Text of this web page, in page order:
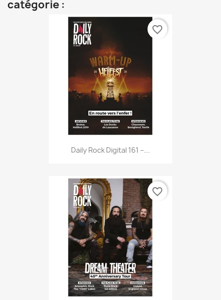
catégorie :
Daily Rock Digital 161 –...
favorite_border
favorite_border